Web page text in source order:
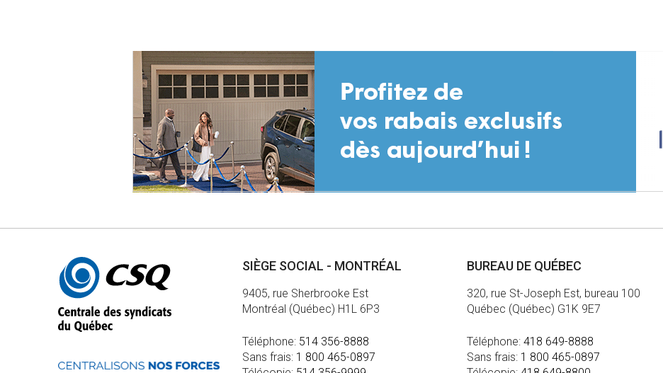
Autres
informations
SIÈGE SOCIAL - MONTRÉAL
9405, rue Sherbrooke Est
Montréal (Québec) H1L 6P3
Téléphone: 514 356-8888
Sans frais: 1 800 465-0897
BUREAU DE QUÉBEC
320, rue St-Joseph Est, bureau 100
Québec (Québec) G1K 9E7
Téléphone:418 649-8888
Sans frais: 1 800 465-0897